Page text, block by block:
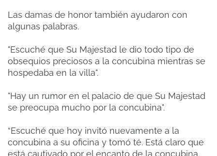
Las damas de honor también ayudaron con
algunas palabras.
"Escuché que Su Majestad le dio todo tipo de
obsequios preciosos a la concubina mientras se
hospedaba en la villa".
"Hay un rumor en el palacio de que Su Majestad
se preocupa mucho por la concubina".
“Escuché que hoy invitó nuevamente a la
concubina a su oficina y tomó té. Está claro que
está cautivado por el encanto de la concubina,